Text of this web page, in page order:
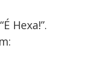
Hexa!”.